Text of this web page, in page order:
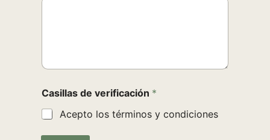
Casillas de verificación *
Acepto los términos y condiciones